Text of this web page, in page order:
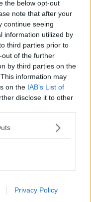
the below opt-out
note that after your
continue seeing
information utilized by
third parties prior to
of the further
by third parties on the
information may
on the IAB’s List of
disclose it to other
Privacy Policy